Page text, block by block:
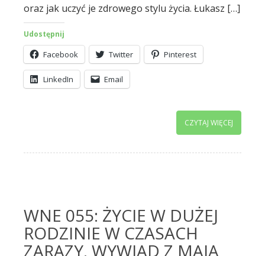
oraz jak uczyć je zdrowego stylu życia. Łukasz […]
Udostępnij
Facebook Twitter Pinterest
LinkedIn Email
CZYTAJ WIĘCEJ
WNE 055: ŻYCIE W DUŻEJ
RODZINIE W CZASACH
ZARAZY. WYWIAD Z MAJĄ